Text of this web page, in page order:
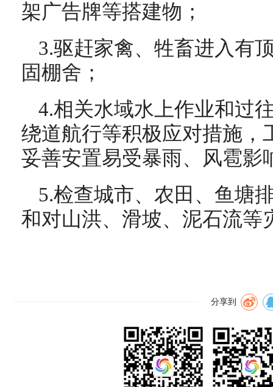
架广告牌等搭建物；
3.驱赶家禽、牲畜进入有
固棚舍；
4.相关水域水上作业和过
绕道航行等积极应对措施，
妥善安置易受暴雨、风雹影
5.检查城市、农田、鱼塘
和对山洪、滑坡、泥石流等
分享到